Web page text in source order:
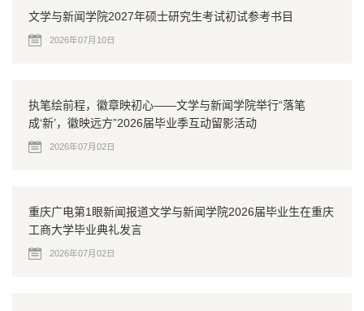
文学与新闻学院2027年硕士研究生考试初试参考书目
2026年07月10日
执笔绘前程，徽章映初心——文学与新闻学院举行“落笔
成‘新’，徽映远方”2026届毕业季互动留影活动
2026年07月02日
重庆广电第1眼新闻报道文学与新闻学院2026届毕业生在重庆
工商大学毕业典礼发言
2026年07月02日